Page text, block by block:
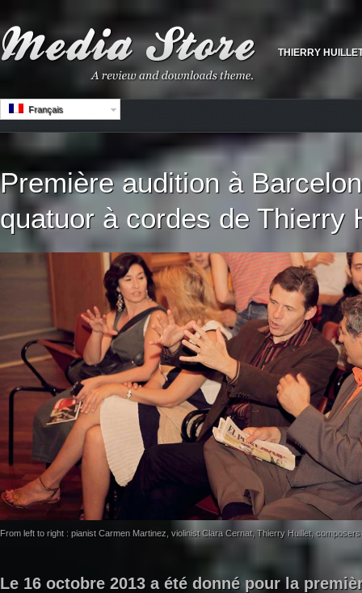
THIERRY
Français
Première audition à
quatuor à cordes de Thierry
From left to right : pianist Carmen Martinez, violinist Clara Cernat, Thierry Huillet,
Le 16 octobre 2013 a été donné pour la